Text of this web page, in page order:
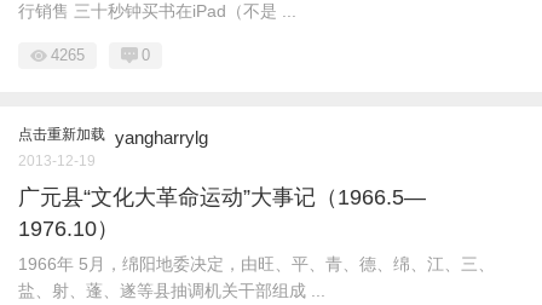
行销售 三十秒钟买书在iPad（不是 ...
4265 0
点击重新加载 yangharrylg
2013-12-19
广元县“文化大革命运动”大事记（1966.5—
1976.10）
1966年 5月，绵阳地委决定，由旺、平、青、德、绵、江、三、
盐、射、蓬、遂等县抽调机关干部组成 ...